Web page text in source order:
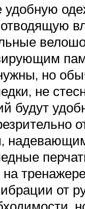
удобную
но
не
будут
на
от